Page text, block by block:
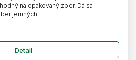
Detail
na opakovaný zber. Dá sa
jemných...